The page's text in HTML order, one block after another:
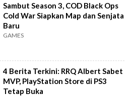
Sambut Season 3, COD Black Ops
Cold War Siapkan Map dan Senjata
Baru
GAMES
4 Berita Terkini: RRQ Albert Sabet
MVP, PlayStation Store di PS3
Tetap Buka